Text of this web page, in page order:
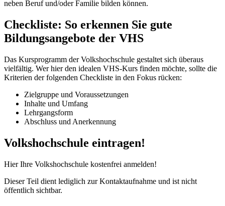
neben Beruf und/oder Familie bilden können.
Checkliste: So erkennen Sie gute
Bildungsangebote der VHS
Das Kursprogramm der Volkshochschule gestaltet sich überaus
vielfältig. Wer hier den idealen VHS-Kurs finden möchte, sollte die
Kriterien der folgenden Checkliste in den Fokus rücken:
Zielgruppe und Voraussetzungen
Inhalte und Umfang
Lehrgangsform
Abschluss und Anerkennung
Volkshochschule eintragen!
Hier Ihre Volkshochschule kostenfrei anmelden!
Dieser Teil dient lediglich zur Kontaktaufnahme und ist nicht
öffentlich sichtbar.